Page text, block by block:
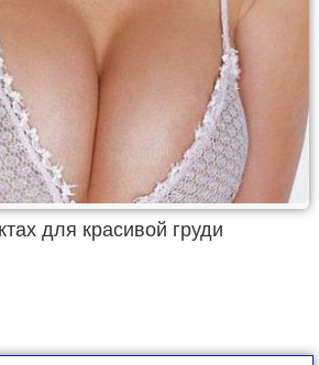
для красивой груди